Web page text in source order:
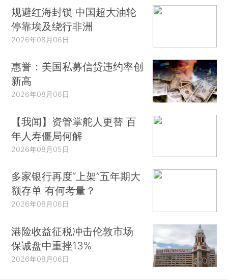
规避红海封锁 中国超大油轮
停靠埃及绕行非洲
2026年08月06日
惠誉：美国私募信贷违约率创
新高
2026年08月06日
【我闻】资管掌舵人更替 百
年人寿僵局何解
2026年08月05日
多家银行再度“上架”五年期大
额存单 有何考量？
2026年08月06日
港险收益征税冲击伦敦市场
保诚盘中重挫13%
2026年08月06日